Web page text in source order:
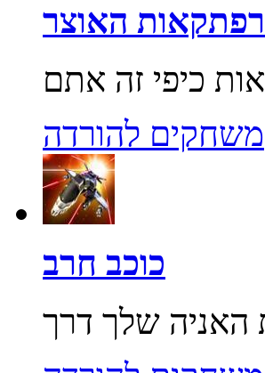
האוצר
משחקים להורדה
כוכב חרב